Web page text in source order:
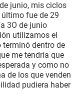
junio, mis ciclos
fue de 29
3O de junio
utilizamos el
dentro de
me tendría que
y como no
de los que venden
pudiera haber